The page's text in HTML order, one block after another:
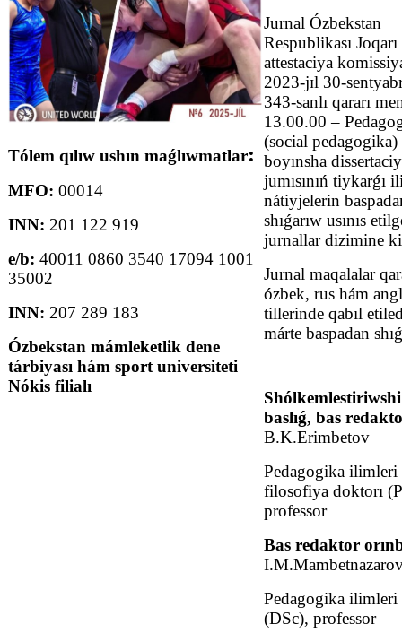
Tólem qılıw ushın maǵlıwmatlar:
MFO: 00014
INN: 201 122 919
e/b: 40011 0860 3540 17094 1001
35002
INN: 207 289 183
Ózbekstan mámleketlik dene
tárbiyası hám sport universiteti
Nókis filialı
Jurnal Ózbekstan
Respublikası Joqarı
attestaciya
2023-jɪl 30-
343-sanlı qararı
13.00.00 –
(social
boyınsha
jumısınıń tiykarǵı
nátiyjelerin
shıǵarıw usınıs
jurnallar dizimine
Jurnal maqalalar
ózbek, rus hám
tillerinde qabıl
márte baspadan
baslıǵ, bas
B.K.Erimbetov
Pedagogika ilimleri
filosofiya doktorı
professor
Bas redaktor
Pedagogika ilimleri
(DSc), professor